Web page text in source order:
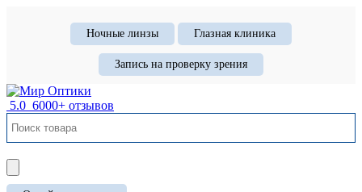
Ночные линзы Глазная клиника
Запись на проверку зрения
5.0 6000+ отзывов